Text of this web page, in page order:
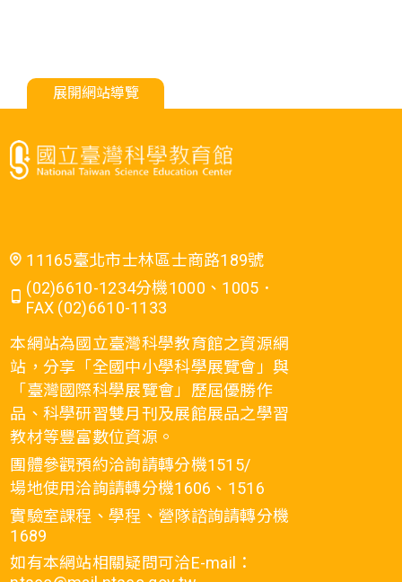
展開網站導覽
11165臺北市士林區士商路189號
(02)6610-1234分機1000、1005．
FAX (02)6610-1133
本網站為國立臺灣科學教育館之資源網
站，分享「全國中小學科學展覽會」與
「臺灣國際科學展覽會」歷屆優勝作
品、科學研習雙月刊及展館展品之學習
教材等豐富數位資源。
團體參觀預約洽詢請轉分機1515/
場地使用洽詢請轉分機1606、1516
實驗室課程、學程、營隊諮詢請轉分機
1689
如有本網站相關疑問可洽E-mail：